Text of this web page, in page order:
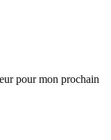
pour mon prochain